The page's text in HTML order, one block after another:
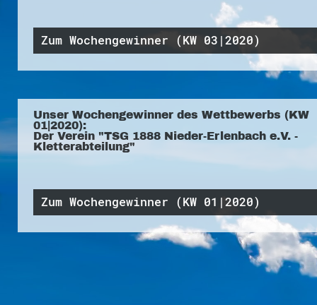
Zum Wochengewinner (KW 03|2020)
Unser Wochengewinner des Wettbewerbs (KW
01|2020):
Der Verein "TSG 1888 Nieder-Erlenbach e.V. -
Kletterabteilung"
Zum Wochengewinner (KW 01|2020)